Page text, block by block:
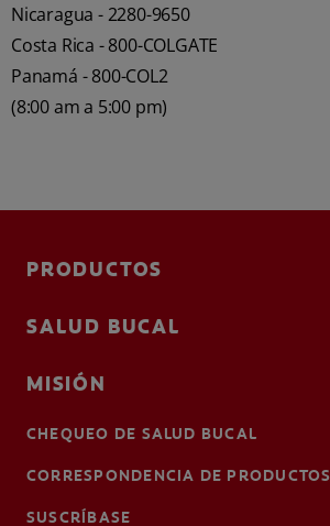
Nicaragua - 2280-9650
Costa Rica - 800-COLGATE
Panamá - 800-COL2
(8:00 am a 5:00 pm)
PRODUCTOS
SALUD BUCAL
MISIÓN
CHEQUEO DE SALUD BUCAL
CORRESPONDENCIA DE PRODUCTOS
SUSCRÍBASE